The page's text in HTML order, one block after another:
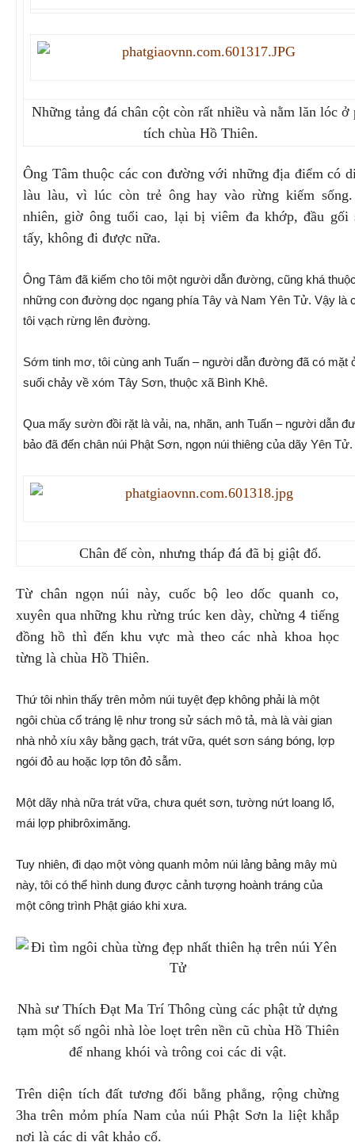
Những tảng đá chân cột còn rất nhiều và nằm lăn lóc ở
tích chùa Hồ Thiên.
Ông Tâm thuộc các con đường với những địa điểm có
làu làu, vì lúc còn trẻ ông hay vào rừng kiếm
nhiên, giờ ông tuổi cao, lại bị viêm đa khớp, đầu gối
tấy, không đi được nữa.
Ông Tâm đã kiếm cho tôi một người dẫn đường, cũng khá
những con đường dọc ngang phía Tây và Nam Yên Tử. Vậy là
tôi vạch rừng lên đường.
Sớm tinh mơ, tôi cùng anh Tuấn – người dẫn đường đã có mặt
suối chảy về xóm Tây Sơn, thuộc xã Bình Khê.
Qua mấy sườn đồi rặt là vải, na, nhãn, anh Tuấn – người dẫn
bảo đã đến chân núi Phật Sơn, ngọn núi thiêng của dãy Yên Tử.
Chân đế còn, nhưng tháp đá đã bị giật đổ.
Từ chân ngọn núi này, cuốc bộ leo dốc quanh co,
xuyên qua những khu rừng trúc ken dày, chừng 4 tiếng
đồng hồ thì đến khu vực mà theo các nhà khoa học
từng là chùa Hồ Thiên.
Thứ tôi nhìn thấy trên mỏm núi tuyệt đẹp không phải là một
ngôi chùa cổ tráng lệ như trong sử sách mô tả, mà là vài gian
nhà nhỏ xíu xây bằng gạch, trát vữa, quét sơn sáng bóng, lợp
ngói đỏ au hoặc lợp tôn đỏ sẫm.
Một dãy nhà nữa trát vữa, chưa quét sơn, tường nứt loang lổ,
mái lợp phibrôximăng.
Tuy nhiên, đi dạo một vòng quanh mỏm núi lảng bảng mây mù
này, tôi có thể hình dung được cảnh tượng hoành tráng của
một công trình Phật giáo khi xưa.
Nhà sư Thích Đạt Ma Trí Thông cùng các phật tử dựng
tạm một số ngôi nhà lòe loẹt trên nền cũ chùa Hồ Thiên
để nhang khói và trông coi các di vật.
Trên diện tích đất tương đối bằng phẳng, rộng chừng
3ha trên mỏm phía Nam của núi Phật Sơn la liệt khắp
nơi là các di vật khảo cổ.